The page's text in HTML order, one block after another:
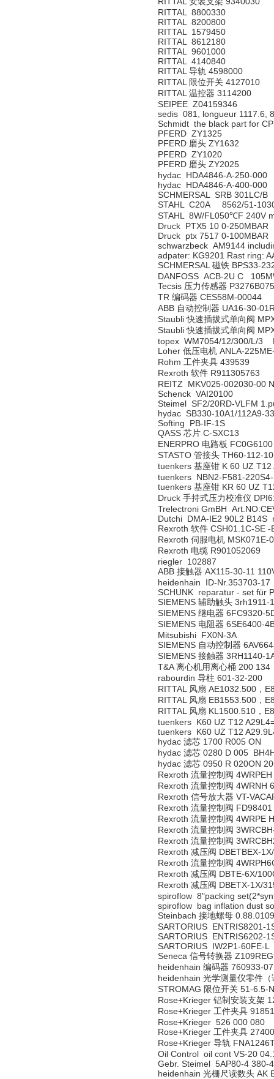
RITTAL 8800330
RITTAL 8200800
RITTAL 1579450
RITTAL 8612180
RITTAL 9601000
RITTAL 4140840
RITTAL 导轨 4598000
RITTAL 限位开关 4127010
RITTAL 温控器 3114200
SEIPEE Z04159346
sedis 081, longueur 1117.6,
Schmidt the black part for
PFERD ZY1325
PFERD 磨头 ZY1632
PFERD ZY1020
PFERD 磨头 ZY2025
hydac HDA4846-A-250-000
hydac HDA4846-A-400-000
SCHMERSAL SRB 301LC/B
STAHL C20A 8562/51-
STAHL 8W/FL050℃F 240V
Druck PTX5 10 0-250MBAR
Druck ptx 7517 0-100MBAR
schwarzbeck AM9144
adpater: KG9201 Rast ring:
SCHMERSAL 磁铁 BPS33-
DANFOSS ACB-2U C
Tecsis 压力传感器
TR 编码器 CES58M-00044
ABB 自动控制器 UA16-30-
Staubli 快速插拔式单向阀
Staubli 快速插拔式单向阀
topex WM7054/12/300/L/3
Loher 低压电机 ANLA-
Rohm 工件夹具 439539
Rexroth 软件 R911305763
REITZ MKV025-002030-00
Schenck VAI20100
Steimel SF2/20RD-VLFM
hydac SB330-10A1/112A9-
Softing PB-IF-1S
QASS 芯片 C-SXC13
ENERPRO 电路板
STASTO 管接头 TH60-112-
tuenkers 基座钳 K 60 UZ
tuenkers NBN2-F581-
tuenkers 基座钳 KR 60 UZ
Druck 手持式压力校准仪
Trelectroni GmBH
Dutchi DMA-IE2 90L2 B14S
Rexroth 软件 CSH01.1C-SE
Rexroth 伺服电机 MSK071E-
Rexroth 电缆 R901052069
riegler 102887
ABB 接触器 AX115-30-11
heidenhain ID-Nr.353703-17
SCHUNK reparatur - set für
SIEMENS 辅助触头 3rh1911-
SIEMENS 继电器 6FC9320-
SIEMENS 电阻器 6SE6400-
Mitsubishi FX0N-3A
SIEMENS 自动控制器
SIEMENS 接触器 3RH1140-
T&A 离心机用离心桶 200 134
rabourdin 导柱 601-32-200
RITTAL 风扇 AE1032.500，
RITTAL 风扇 EB1553.500，
RITTAL 风扇 KL1500.510，
tuenkers K60 UZ T12
tuenkers K60 UZ T12
hydac 滤芯 1700 R005 ON
hydac 滤芯 0280 D 005
hydac 滤芯 0950 R 020ON
Rexroth 流量控制阀
Rexroth 流量控制阀 4WRNH
Rexroth 信号放大器 VT-
Rexroth 流量控制阀
Rexroth 流量控制阀 4WRPE
Rexroth 流量控制阀
Rexroth 流量控制阀
Rexroth 减压阀 DBETBEX-
Rexroth 流量控制阀
Rexroth 减压阀 DBTE-6X/
Rexroth 减压阀 DBETX-1X/
spiroflow 8"packing
spiroflow bag inflation dust
Steinbach 接地螺母
SARTORIUS ENTRIS8201-
SARTORIUS ENTRIS6202-
SARTORIUS IW2P1-60FE-L
Seneca 信号转换器 Z109REG
heidenhain 编码器 760933-07
heidenhain 光学测量仪零件
STROMAG 限位开关 51-6.5-
Rose+Krieger 铝制安装支架
Rose+Krieger 工件夹具 91851
Rose+Krieger 526 000 080
Rose+Krieger 工件夹具
Rose+Krieger 导轨
Oil Control oil cont VS-20
Gebr. Steimel 5AP80-4 380-
heidenhain 光栅尺读数头 AK